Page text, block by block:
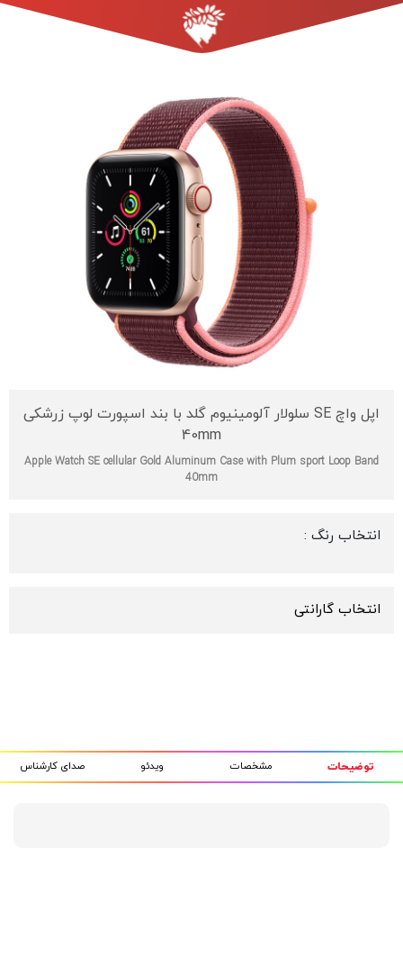
اپل واچ SE سلولار آلومینیوم گلد با بند اسپورت لوپ زرشکی
40mm
Apple Watch SE cellular Gold Aluminum Case with Plum sport Loop Band
40mm
انتخاب رنگ :
انتخاب گارانتی
توضیحات مشخصات ویدئو صدای کارشناس